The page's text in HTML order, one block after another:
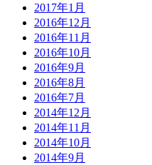
2017年1月
2016年12月
2016年11月
2016年10月
2016年9月
2016年8月
2016年7月
2014年12月
2014年11月
2014年10月
2014年9月